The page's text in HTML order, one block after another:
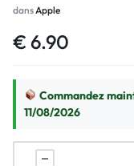
dansApple
€ 6.90
Commandez
11/08/2026